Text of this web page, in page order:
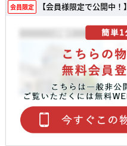
会員限定 【会員様限定で公開中！】